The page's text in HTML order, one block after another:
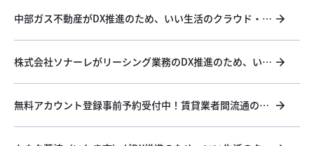
中部ガス不動産がDX推進のため、いい生活のクラウド・
株式会社ソナーレがリーシング業務のDX推進のため、いい
無料アカウント登録事前予約受付中！賃貸業者間流通のDX